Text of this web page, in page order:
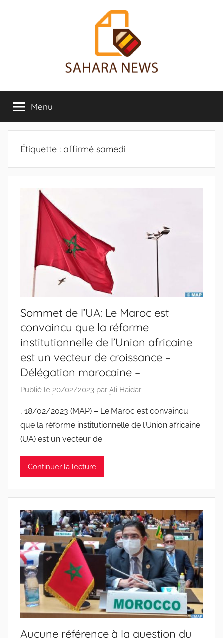
Sahara
News
sur
le
Sahara
révélée
Menu
Étiquette : affirmé samedi
Sommet de l’UA: Le Maroc est
convaincu que la réforme
institutionnelle de l’Union africaine
est un vecteur de croissance –
Délégation marocaine –
Publié le 20/02/2023 par Ali Haidar
, 18/02/2023 (MAP) – Le Maroc est convaincu
que la réforme institutionnelle de l’Union africaine
(UA) est un vecteur de
Continuer la lecture
Aucune référence à la question du